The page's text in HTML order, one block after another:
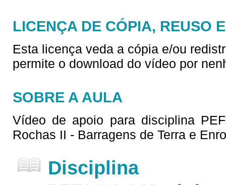
LICENÇA DE CÓPIA, REUSO
Esta licença veda a cópia e/ou
permite o download do vídeo por
SOBRE A AULA
Vídeo de apoio para disciplina
Rochas II - Barragens de Terra e
Disciplina